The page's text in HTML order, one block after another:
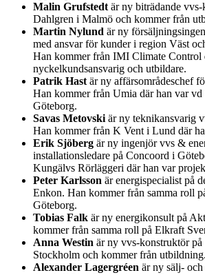
Malin Grufstedt är ny biträdande
Dahlgren i Malmö och kommer från
Martin Nylund är ny
med ansvar för kunder i region Väst
Han kommer från IMI Climate Control
nyckelkundsansvarig och utbildare.
Patrik Hast är ny affärsområdeschef
Han kommer från Umia där han var vd
Göteborg.
Savas Metovski är ny teknikansvarig
Han kommer från K Vent i Lund där
Erik Sjöberg är ny ingenjör vvs &
installationsledare på Concoord i
Kungälvs Rörläggeri där han var
Peter Karlsson är energispecialist på
Enkon. Han kommer från samma roll
Göteborg.
Tobias Falk är ny energikonsult på
kommer från samma roll på Elkraft
Anna Westin är ny vvs-konstruktör
Stockholm och kommer från utbildning.
Alexander Lagergréen är ny sälj- och